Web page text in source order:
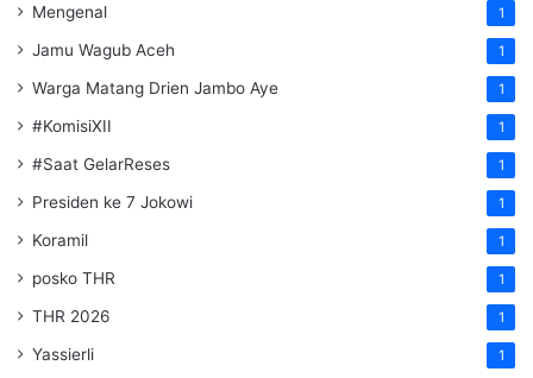
Mengenal 1
Jamu Wagub Aceh 1
Warga Matang Drien Jambo Aye 1
#KomisiXII 1
#Saat GelarReses 1
Presiden ke 7 Jokowi 1
Koramil 1
posko THR 1
THR 2026 1
Yassierli 1